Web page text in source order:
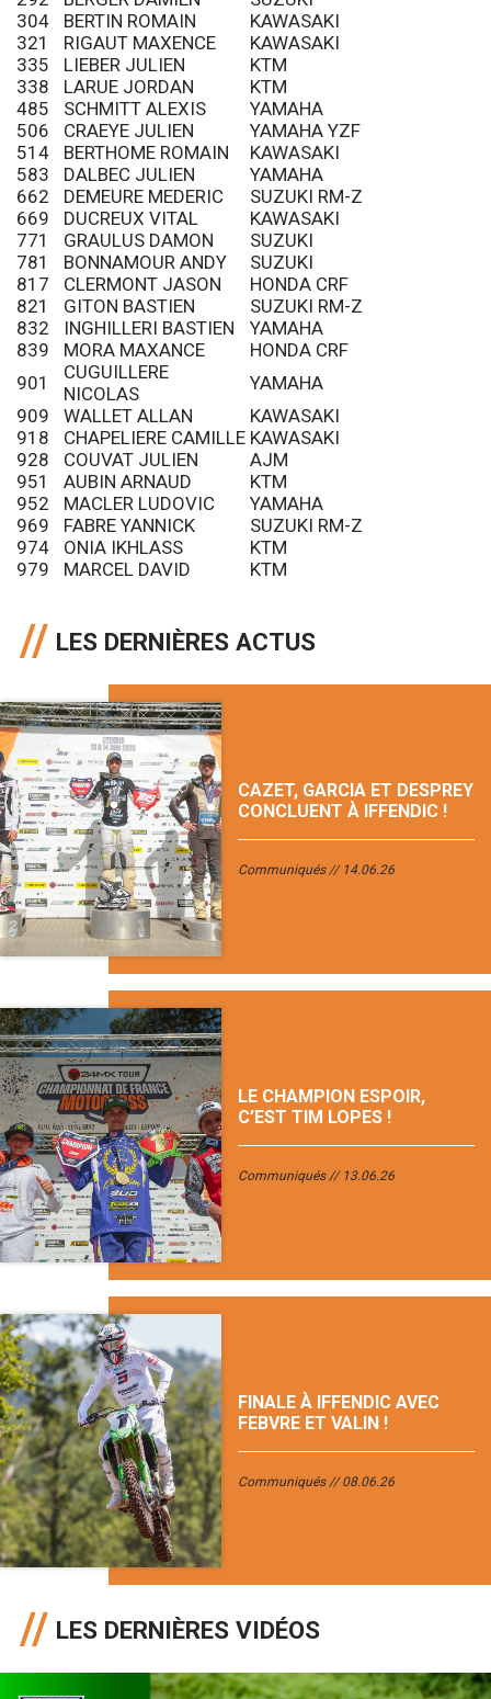
304
BERTIN ROMAIN
KAWASAKI
321
RIGAUT MAXENCE
KAWASAKI
335
LIEBER JULIEN
KTM
338
LARUE JORDAN
KTM
485
SCHMITT ALEXIS
YAMAHA
506
CRAEYE JULIEN
YAMAHA YZF
514
BERTHOME ROMAIN
KAWASAKI
583
DALBEC JULIEN
YAMAHA
662
DEMEURE MEDERIC
SUZUKI RM-Z
669
DUCREUX VITAL
KAWASAKI
771
GRAULUS DAMON
SUZUKI
781
BONNAMOUR ANDY
SUZUKI
817
CLERMONT JASON
HONDA CRF
821
GITON BASTIEN
SUZUKI RM-Z
832
INGHILLERI BASTIEN
YAMAHA
839
MORA MAXANCE
HONDA CRF
901
CUGUILLERE
NICOLAS
YAMAHA
909
WALLET ALLAN
KAWASAKI
918
CHAPELIERE CAMILLE KAWASAKI
928
COUVAT JULIEN
AJM
951
AUBIN ARNAUD
KTM
952
MACLER LUDOVIC
YAMAHA
969
FABRE YANNICK
SUZUKI RM-Z
974
ONIA IKHLASS
KTM
979
MARCEL DAVID KTM
LES DERNIÈRES ACTUS
CAZET, GARCIA ET DESPREY
CONCLUENT À IFFENDIC !
Communiqués 14.06.26
LE CHAMPION ESPOIR,
C’EST TIM LOPES !
Communiqués 13.06.26
FINALE À IFFENDIC AVEC
FEBVRE ET VALIN !
Communiqués 08.06.26
LES DERNIÈRES VIDÉOS